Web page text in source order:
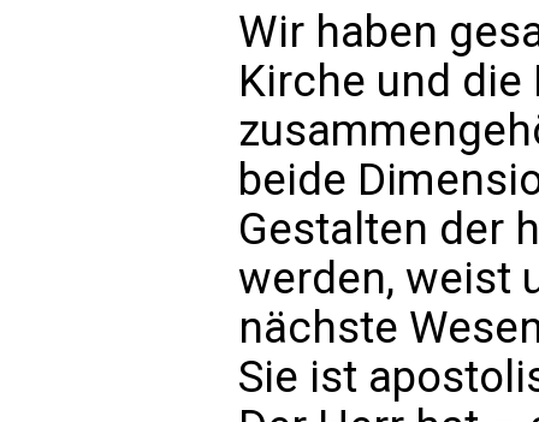
Wir haben
Kirche und
beide
Gestalten der
werden, weist
nächste
Sie ist